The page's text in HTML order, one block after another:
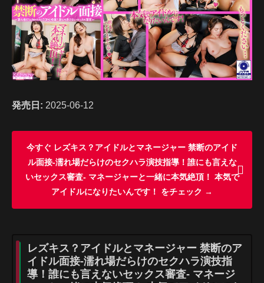
発売日: 2025-06-12
今すぐ レズキス？アイドルとマネージャー 禁断のアイド
ル面接-濡れ場だらけのセクハラ演技指導！誰にも言えな
いセックス審査- マネージャーと一緒に本気絶頂！ 本気で
アイドルになりたいんです！ をチェック →
レズキス？アイドルとマネージャー 禁断のア
イドル面接-濡れ場だらけのセクハラ演技指
導！誰にも言えないセックス審査- マネージ